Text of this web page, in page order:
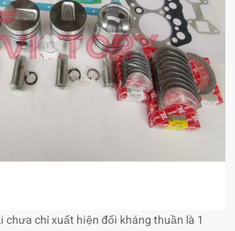
chưa chỉ xuất hiện đối kháng thuần là 1